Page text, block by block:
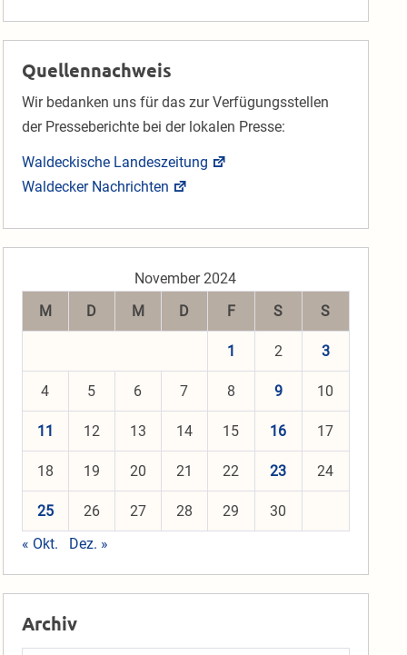
Quellennachweis
Wir bedanken uns für das zur Verfügungsstellen
der Presseberichte bei der lokalen Presse:
Waldeckische Landeszeitung
Waldecker Nachrichten
November 2024
M
D M D F S S
1 2 3
4 5 6 7 8 9 10
11 12 13 14 15 16 17
18 19 20 21 22 23 24
25 26 27 28 29
30
« Okt.
Dez. »
Archiv